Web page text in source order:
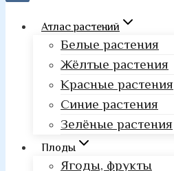
Атлас растений
Белые растения
Жёлтые растения
Красные растения
Синие растения
Зелёные растения
Плоды
Ягоды, фрукты